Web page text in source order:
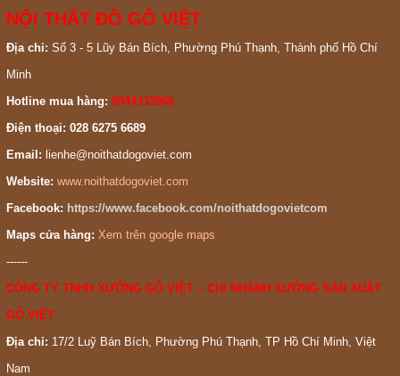
NỘI THẤT ĐỒ GỖ VIỆT
Địa chỉ: Số 3 - 5 Lũy Bán Bích, Phường Phú Thạnh, Thành phố Hồ Chí
Minh
Hotline mua hàng: 0944333966
Điện thoại: 028 6275 6689
Email: lienhe@noithatdogoviet.com
Website: www.noithatdogoviet.com
Facebook: https://www.facebook.com/noithatdogovietcom
Maps cửa hàng: Xem trên google maps
------
CÔNG TY TNHH XƯỞNG GỖ VIỆT – CHI NHÁNH XƯỞNG SẢN XUẤT
GỖ VIỆT
Địa chỉ: 17/2 Luỹ Bán Bích, Phường Phú Thạnh, TP Hồ Chí Minh, Việt
Nam